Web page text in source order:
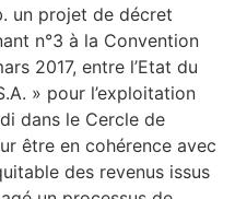
un projet de décret
n°3 à la Convention
2017, entre l’Etat du
» pour l’exploitation
dans le Cercle de
être en cohérence avec
des revenus issus